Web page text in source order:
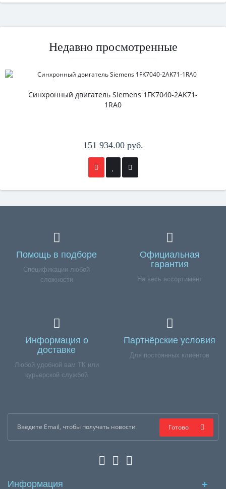
Недавно просмотренные
Синхронный двигатель Siemens 1FK7040-2AK71-
1RA0
151 934.00 руб.
Помощь в подборе
Спецификации любой
сложности
Официальная
гарантия
На весь ассортимент
Информация о
доставке
Любой удобной вам ТК или
курьерской службой
Партнёрские условия
Для постоянных клиентов
Готово
Информация